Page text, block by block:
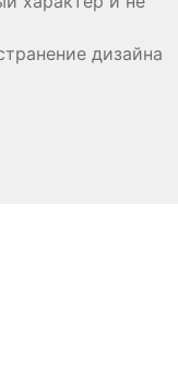
дизайна